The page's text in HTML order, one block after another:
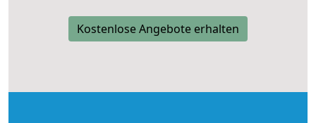
Kostenlose Angebote erhalten